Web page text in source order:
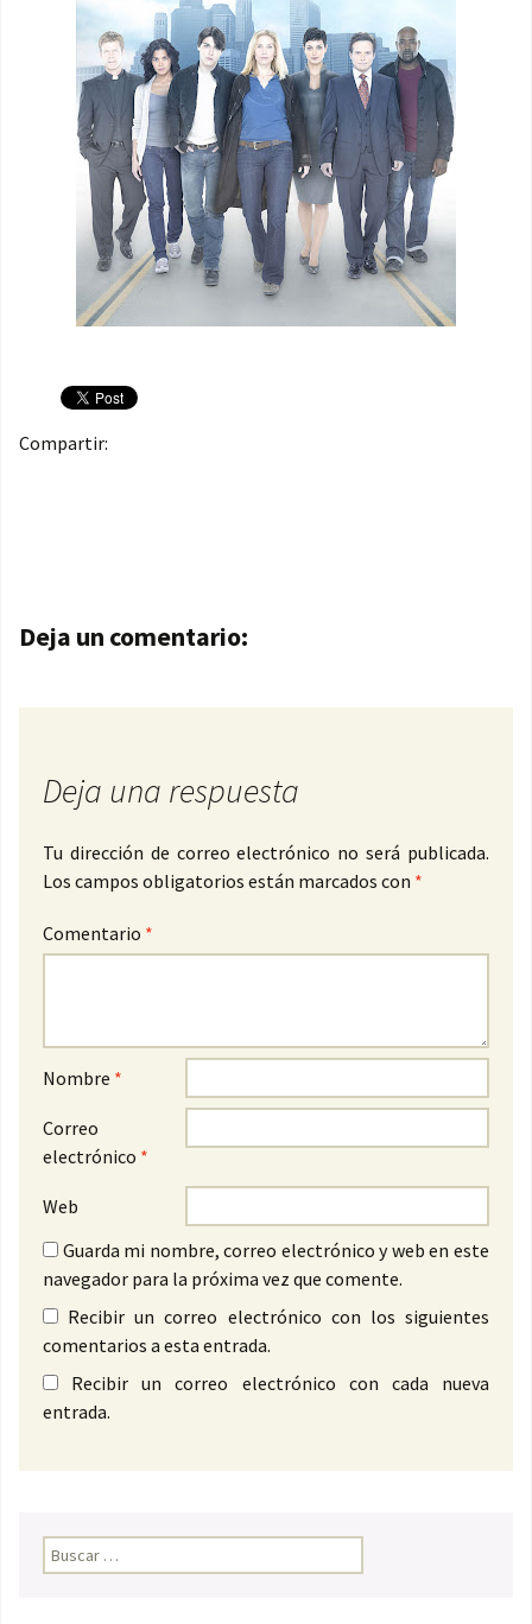
Compartir:
Navegación de entradas
Deja un comentario:
Deja una respuesta
Tu dirección de correo electrónico no será publicada.
Los campos obligatorios están marcados con *
Comentario *
Nombre *
Correo
electrónico *
Web
Guarda mi nombre, correo electrónico y web en este
navegador para la próxima vez que comente.
Recibir un correo electrónico con los siguientes
comentarios a esta entrada.
Recibir un correo electrónico con cada nueva
entrada.
Buscar: